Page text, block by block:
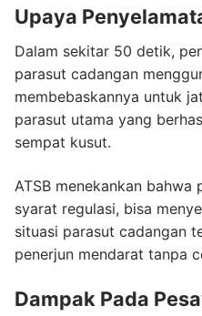
Upaya
Dalam sekitar 50 detik,
parasut cadangan
membebaskannya untuk
parasut utama yang
sempat kusut.
ATSB menekankan
syarat regulasi, bisa
situasi parasut cadangan
penerjun mendarat tanpa
Dampak Pada